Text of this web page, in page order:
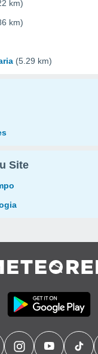
km)
km)
(5.29 km)
Site